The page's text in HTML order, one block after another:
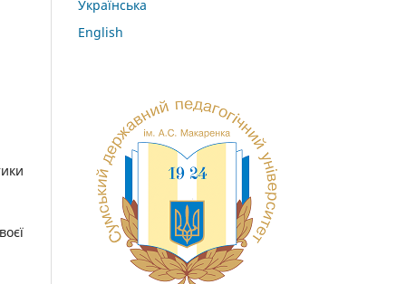
Українська
English